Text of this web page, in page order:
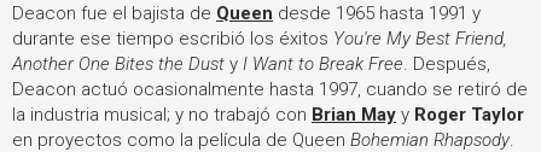
Deacon fue el bajista de Queen desde 1965 hasta 1991 y
durante ese tiempo escribió los éxitos You're My Best Friend,
Another One Bites the Dust y I Want to Break Free . Después,
Deacon actuó ocasionalmente hasta 1997, cuando se retiró de
la industria musical; y no trabajó con Brian May y Roger Taylor
en proyectos como la película de Queen Bohemian Rhapsody